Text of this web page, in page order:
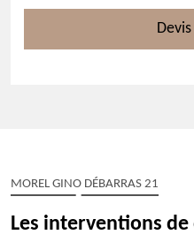
MOREL GINO DÉBARRAS 21
Les interventions de